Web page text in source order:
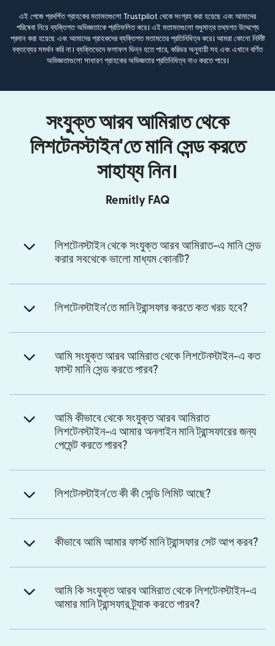
এই পেজে প্রদর্শিত গ্রাহকের মতামতগুলো Trustpilot থেকে সংগ্রহ করা হয়েছে এবং আমাদের
পরিষেবা নিয়ে ব্যক্তিগত অভিজ্ঞতাকে প্রতিফলিত করে। এই মতামতগুলো শুধুমাত্র তথ্যগত উদ্দেশ্যে
প্রদান করা হয়েছে এবং আমাদের গ্রাহকদের ব্যক্তিগত মতামতের প্রতিনিধিত্ব করে। আমরা কোনো নির্দিষ্ট
বক্তব্যের সমর্থন করি না। ব্যক্তিভেদে ফলাফল ভিন্ন হতে পারে, করিডর অনুযায়ী সহ এবং এখানে বর্ণিত
অভিজ্ঞতাগুলো সাধারণ গ্রাহকের অভিজ্ঞতার প্রতিনিধিত্ব নাও করতে পারে।
সংযুক্ত আরব আমিরাত থেকে
লিশটেনস্টাইন'তে মানি সেন্ড করতে
সাহায্য নিন।
Remitly FAQ
লিশটেনস্টাইন থেকে সংযুক্ত আরব আমিরাত-এ মানি সেন্ড
করার সবথেকে ভালো মাধ্যম কোনটি?
লিশটেনস্টাইন'তে মানি ট্রান্সফার করতে কত খরচ হবে?
আমি সংযুক্ত আরব আমিরাত থেকে লিশটেনস্টাইন-এ কত
ফাস্ট মানি সেন্ড করতে পারব?
আমি কীভাবে থেকে সংযুক্ত আরব আমিরাত
লিশটেনস্টাইন-এ আমার অনলাইন মানি ট্রান্সফারের জন্য
পেমেন্ট করতে পারব?
লিশটেনস্টাইন'তে কী কী সেন্ডি লিমিট আছে?
কীভাবে আমি আমার ফার্স্ট মানি ট্রান্সফার সেট আপ করব?
আমি কি সংযুক্ত আরব আমিরাত থেকে লিশটেনস্টাইন-এ
আমার মানি ট্রান্সফার ট্র্যাক করতে পারব?